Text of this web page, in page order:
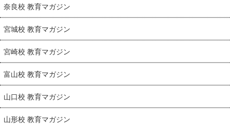
奈良校 教育マガジン
宮城校 教育マガジン
宮崎校 教育マガジン
富山校 教育マガジン
山口校 教育マガジン
山形校 教育マガジン